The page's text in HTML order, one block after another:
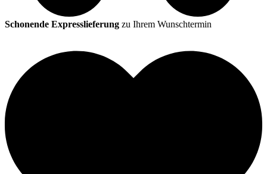
Schonende Expresslieferung zu Ihrem Wunschtermin